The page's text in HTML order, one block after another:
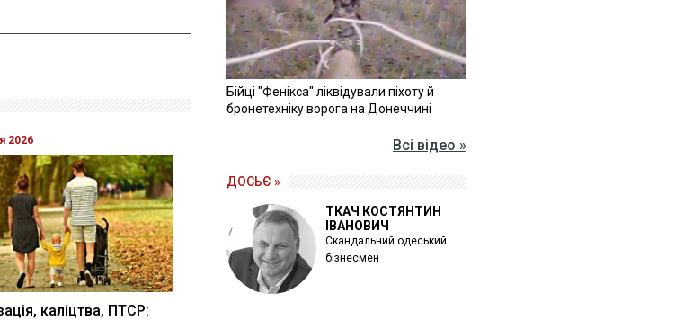
2026
каліцтва, ПТСР:
Бійці "Фенікса" ліквідували піхоту й
бронетехніку ворога на Донеччині
Всі відео »
ДОСЬЄ »
ТКАЧ КОСТЯНТИН
ІВАНОВИЧ
Скандальний одеський
бізнесмен